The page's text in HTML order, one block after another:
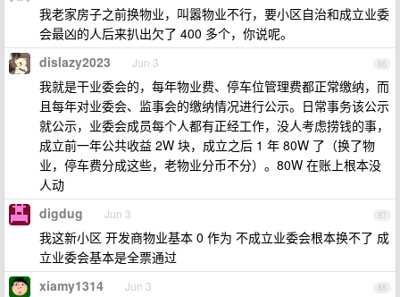
我老家房子之前换物业，叫嚣物业不行，要小区自治和成立业委
会最凶的人后来扒出欠了 400 多个，你说呢。
86
dislazy2023 Jun 3
我就是干业委会的，每年物业费、停车位管理费都正常缴纳，而
且每年对业委会、监事会的缴纳情况进行公示。日常事务该公示
就公示，业委会成员每个人都有正经工作，没人考虑捞钱的事，
成立前一年公共收益 2W 块，成立之后 1 年 80W 了（换了物
业，停车费分成这些，老物业分币不分）。80W 在账上根本没
人动
87
digdug Jun 3
我这新小区 开发商物业基本 0 作为 不成立业委会根本换不了 成
立业委会基本是全票通过
88
xiamy1314 Jun 3